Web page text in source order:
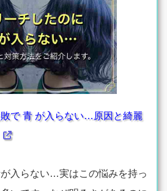
敗で 青 が入らない…原因と綺麗
入らない…実はこの悩みを持っ